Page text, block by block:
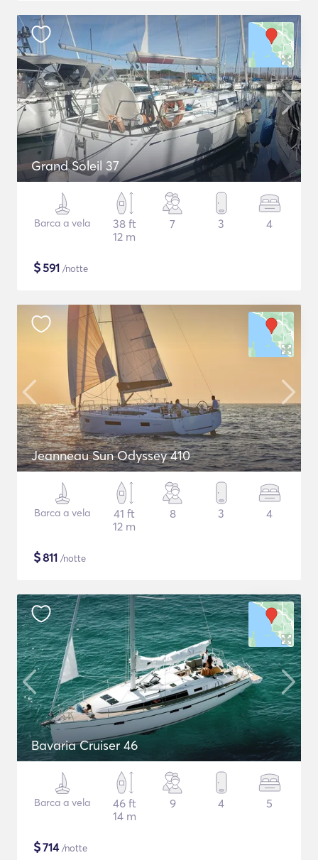
Grand Soleil 37
Barca a vela
38 ft
12 m
7 3 4
$591 /notte
Jeanneau Sun Odyssey 410
Barca a vela
41 ft
12 m
8 3 4
$811 /notte
Bavaria Cruiser 46
Barca a vela
46 ft
14 m
9 4 5
$714/notte